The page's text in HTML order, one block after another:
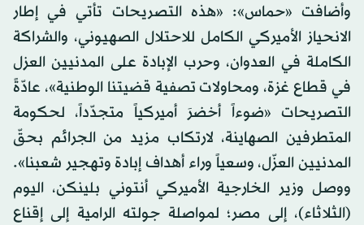
وأضافت «حماس»: «هذه التصريحات تأتي في إطار
الانحياز الأميركي الكامل للاحتلال الصهيوني، والشراكة
الكاملة في العدوان، وحرب الإبادة على المدنيين العزل
في قطاع غزة، ومحاولات تصفية قضيتنا الوطنية»، عادّةً
التصريحات «ضوءاً أخضرَ أميركياً متجدّداً، لحكومة
المتطرفين الصهاينة، لارتكاب مزيد من الجرائم بحقّ
المدنيين العزّل، وسعياً وراء أهداف إبادة وتهجير شعبنا».
ووصل وزير الخارجية الأميركي أنتوني بلينكن، اليوم
(الثلاثاء)، إلى مصر؛ لمواصلة جولته الرامية إلى إقناع